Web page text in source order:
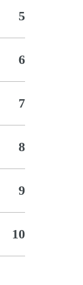
5
6
7
8
9
10